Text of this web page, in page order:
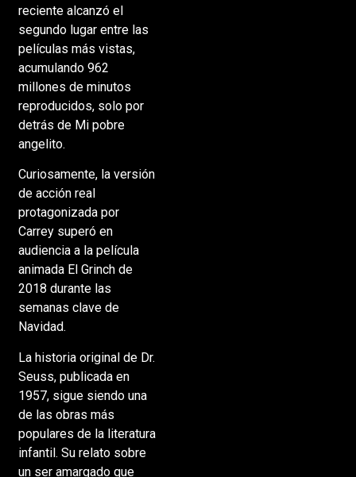
reciente alcanzó el
segundo lugar entre las
películas más vistas,
acumulando 962
millones de minutos
reproducidos, solo por
detrás de Mi pobre
angelito.
Curiosamente, la versión
de acción real
protagonizada por
Carrey superó en
audiencia a la película
animada El Grinch de
2018 durante las
semanas clave de
Navidad.
La historia original de Dr.
Seuss, publicada en
1957, sigue siendo una
de las obras más
populares de la literatura
infantil. Su relato sobre
un ser amargado que